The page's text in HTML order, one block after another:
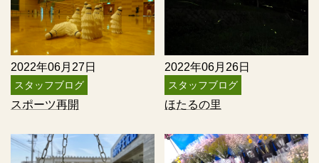
2022年06月27日
スタッフブログ
スポーツ再開
2022年06月26日
スタッフブログ
ほたるの里